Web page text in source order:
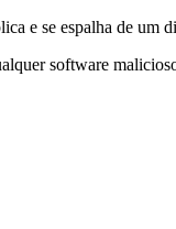
e se espalha de um
software